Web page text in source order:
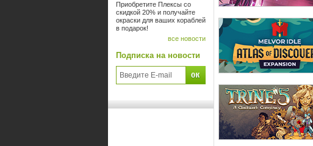
Приобретите Плексы со
скидкой 20% и получайте
окраски для ваших кораблей
в подарок!
все новости
Подписка на новости